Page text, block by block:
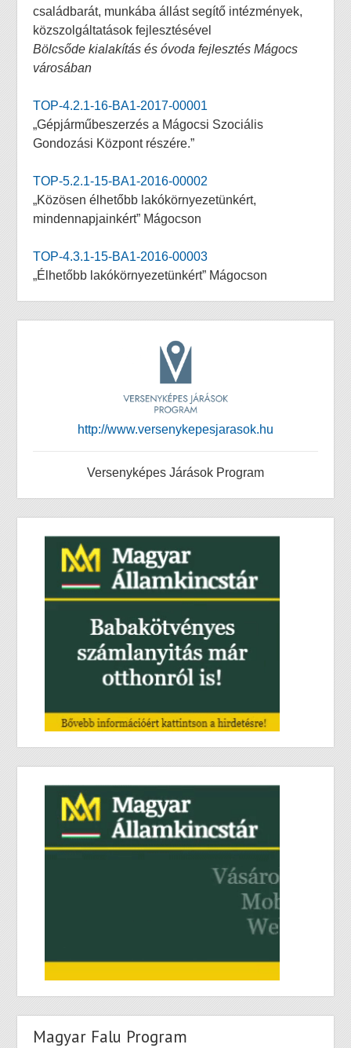
családbarát, munkába állást segítő intézmények,
közszolgáltatások fejlesztésével
Bölcsőde kialakítás és óvoda fejlesztés Mágocs
városában
TOP-4.2.1-16-BA1-2017-00001
„Gépjárműbeszerzés a Mágocsi Szociális
Gondozási Központ részére.”
TOP-5.2.1-15-BA1-2016-00002
„Közösen élhetőbb lakókörnyezetünkért,
mindennapjainkért” Mágocson
TOP-4.3.1-15-BA1-2016-00003
„Élhetőbb lakókörnyezetünkért” Mágocson
http://www.versenykepesjarasok.hu
Versenyképes Járások Program
Magyar Falu Program